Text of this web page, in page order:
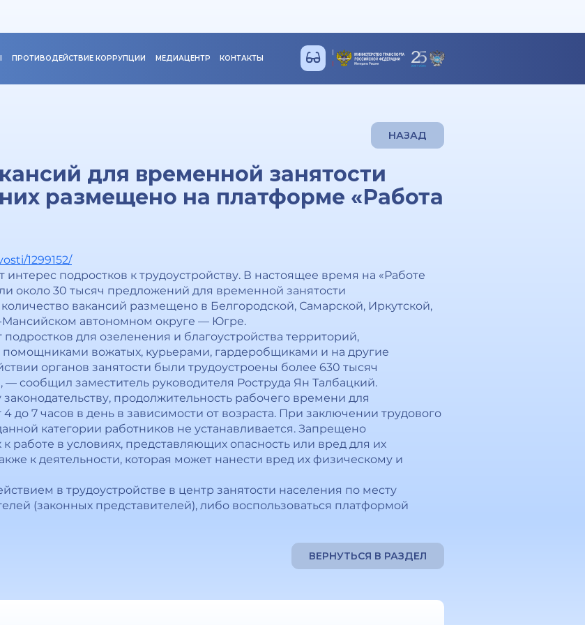
ПРОТИВОДЕЙСТВИЕ КОРРУПЦИИ МЕДИАЦЕНТР КОНТАКТЫ
НАЗАД
для временной занятости
размещено на платформе «Работа
1299152/
интерес подростков к трудоустройству. В настоящее время на «Работе
около 30 тысяч предложений для временной занятости
вакансий размещено в Белгородской, Самарской, Иркутской,
Мансийском автономном округе — Югре.
для озеленения и благоустройства территорий,
вожатых, курьерами, гардеробщиками и на другие
органов занятости были трудоустроены более 630 тысяч
сообщил заместитель руководителя Роструда Ян Талбацкий.
продолжительность рабочего времени для
до 7 часов в день в зависимости от возраста. При заключении трудового
категории работников не устанавливается. Запрещено
работе в условиях, представляющих опасность или вред для их
к деятельности, которая может нанести вред их физическому и
в трудоустройстве в центр занятости населения по месту
(законных представителей), либо воспользоваться платформой
ВЕРНУТЬСЯ В РАЗДЕЛ